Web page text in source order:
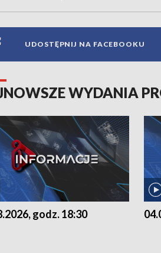
UDOSTĘPNIJ NA FACEBOOKU
WYDANIA
godz. 18:30